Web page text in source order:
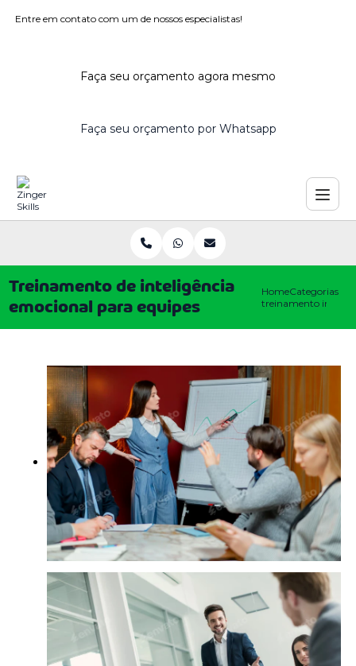
Entre em contato com um de nossos especialistas!
Faça seu orçamento agora mesmo
Faça seu orçamento por Whatsapp
HomeCategorias
treinamento
Treinamento de inteligência
emocional para equipes